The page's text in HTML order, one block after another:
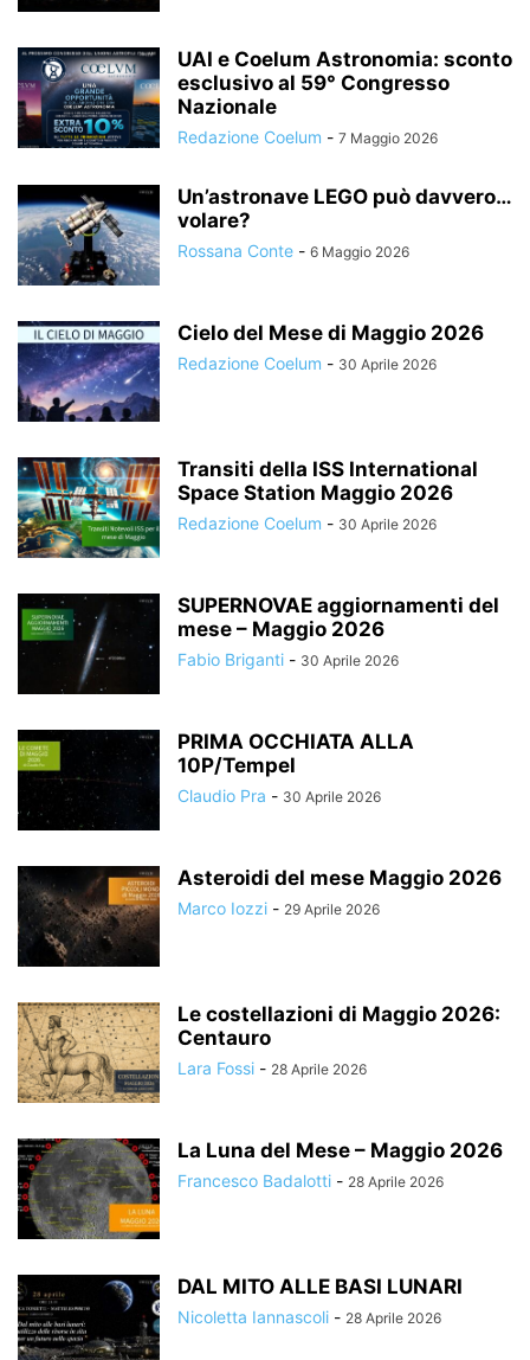
UAI e Coelum Astronomia: sconto
esclusivo al 59° Congresso
Nazionale
Redazione Coelum - 7 Maggio 2026
Un’astronave LEGO può davvero…
volare?
Rossana Conte - 6 Maggio 2026
Cielo del Mese di Maggio 2026
Redazione Coelum - 30 Aprile 2026
Transiti della ISS International
Space Station Maggio 2026
Redazione Coelum - 30 Aprile 2026
SUPERNOVAE aggiornamenti del
mese – Maggio 2026
Fabio Briganti - 30 Aprile 2026
PRIMA OCCHIATA ALLA
10P/Tempel
Claudio Pra - 30 Aprile 2026
Asteroidi del mese Maggio 2026
Marco Iozzi - 29 Aprile 2026
Le costellazioni di Maggio 2026:
Centauro
Lara Fossi - 28 Aprile 2026
La Luna del Mese – Maggio 2026
Francesco Badalotti - 28 Aprile 2026
DAL MITO ALLE BASI LUNARI
Nicoletta Iannascoli - 28 Aprile 2026